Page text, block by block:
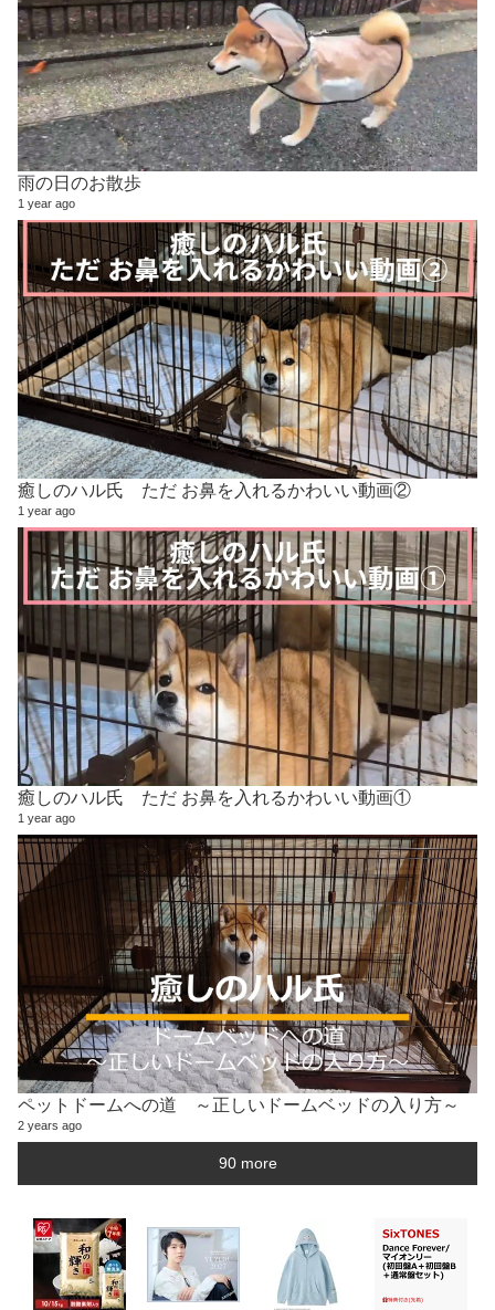
雨の日のお散歩
1 year ago
癒しのハル氏 ただ お鼻を入れるかわいい動画②
1 year ago
癒しのハル氏 ただ お鼻を入れるかわいい動画①
1 year ago
ペットドームへの道 ～正しいドームベッドの入り方～
2 years ago
90 more